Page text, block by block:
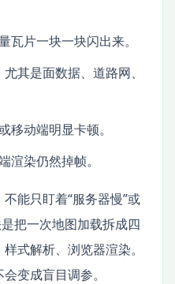
瓦片一块一块闪出来。
其是面数据、道路网、
移动端明显卡顿。
渲染仍然掉帧。
能只盯着“服务器慢”或
把一次地图加载拆成四
式解析、浏览器渲染。
变成盲目调参。